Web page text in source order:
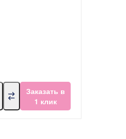
Заказать в
1 клик